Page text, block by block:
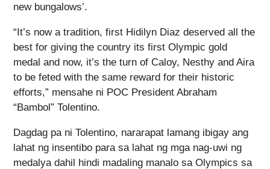
new bungalows’.
“It’s now a tradition, first Hidilyn Diaz deserved all the
best for giving the country its first Olympic gold
medal and now, it’s the turn of Caloy, Nesthy and Aira
to be feted with the same reward for their historic
efforts,” mensahe ni POC President Abraham
“Bambol” Tolentino.
Dagdag pa ni Tolentino, nararapat lamang ibigay ang
lahat ng insentibo para sa lahat ng mga nag-uwi ng
medalya dahil hindi madaling manalo sa Olympics sa